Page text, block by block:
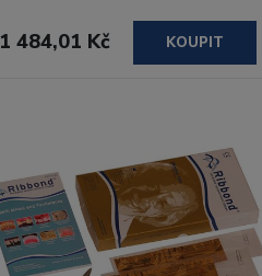
1 484,01 Kč KOUPIT